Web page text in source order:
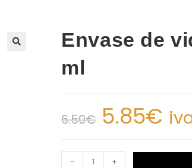
Envase de
ml
6.50€ 5.85€
- +